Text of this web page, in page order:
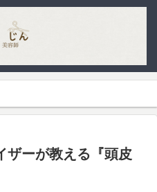
ザーが教える『頭皮